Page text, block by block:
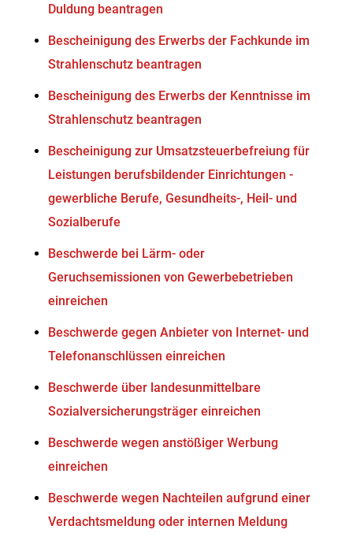
Duldung beantragen
Bescheinigung des Erwerbs der Fachkunde im
Strahlenschutz beantragen
Bescheinigung des Erwerbs der Kenntnisse im
Strahlenschutz beantragen
Bescheinigung zur Umsatzsteuerbefreiung für
Leistungen berufsbildender Einrichtungen -
gewerbliche Berufe, Gesundheits-, Heil- und
Sozialberufe
Beschwerde bei Lärm- oder
Geruchsemissionen von Gewerbebetrieben
einreichen
Beschwerde gegen Anbieter von Internet- und
Telefonanschlüssen einreichen
Beschwerde über landesunmittelbare
Sozialversicherungsträger einreichen
Beschwerde wegen anstößiger Werbung
einreichen
Beschwerde wegen Nachteilen aufgrund einer
Verdachtsmeldung oder internen Meldung